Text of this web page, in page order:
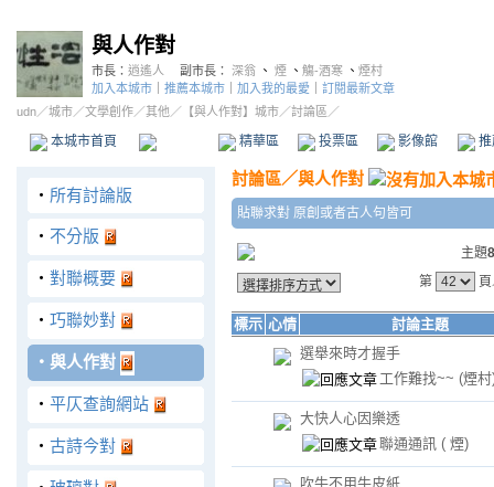
與人作對
市長： 逍遙人 副市長： 深翁 、 煙 、 觴-酒寒 、 煙村
加入本城市
推薦本城市 加入我的最愛
訂閱最新文章
udn／城市／文學創作／其他 ／ 【與人作對】城市／討論區／
本城市首頁 精華區 投票區 影像館
‧ 所有討論版
‧ 不分版
‧ 對聯概要
‧ 巧聯妙對
‧ 與人作對
‧ 平仄查詢網站
‧ 古詩今對
討論區／與人作對
貼聯求對 原創或者古人句皆可
主題
第
標示 心情
討論主題
選舉來時才握手
工作難找~~ (煙村
大快人心因樂透
聯通通訊 ( 煙)
吹牛不用牛皮紙